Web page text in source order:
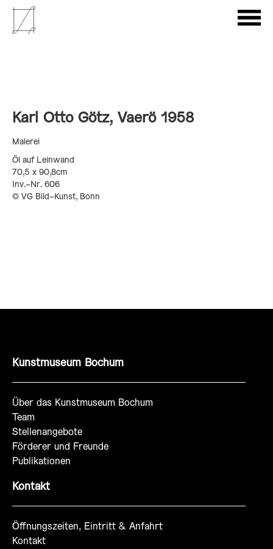
Karl Otto Götz, Vaerö 1958
Malerei
Öl auf Leinwand
70,5 x 90,8cm
Inv.-Nr. 606
© VG Bild-Kunst, Bonn
Kunstmuseum Bochum
Über das Kunstmuseum Bochum
Team
Stellenangebote
Förderer und Freunde
Publikationen
Kontakt
Öffnungszeiten, Eintritt & Anfahrt
Kontakt